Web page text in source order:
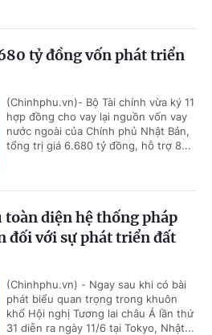
tỷ đồng vốn phát triển
(Chinhphu.vn)- Bộ Tài chính vừa ký 11
hợp đồng cho vay lại nguồn vốn vay
nước ngoài của Chính phủ Nhật Bản,
tổng trị giá 6.680 tỷ đồng, hỗ trợ 8...
toàn diện hệ thống pháp
đối với sự phát triển đất
(Chinhphu.vn) - Ngay sau khi có bài
phát biểu quan trọng trong khuôn
khổ Hội nghị Tương lai châu Á lần thứ
31 diễn ra ngày 11/6 tại Tokyo, Nhật...